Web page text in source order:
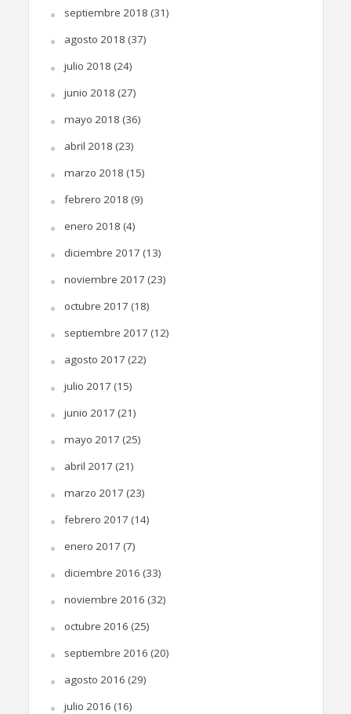
septiembre 2018 (31)
agosto 2018 (37)
julio 2018 (24)
junio 2018 (27)
mayo 2018 (36)
abril 2018 (23)
marzo 2018 (15)
febrero 2018 (9)
enero 2018 (4)
diciembre 2017 (13)
noviembre 2017 (23)
octubre 2017 (18)
septiembre 2017 (12)
agosto 2017 (22)
julio 2017 (15)
junio 2017 (21)
mayo 2017 (25)
abril 2017 (21)
marzo 2017 (23)
febrero 2017 (14)
enero 2017 (7)
diciembre 2016 (33)
noviembre 2016 (32)
octubre 2016 (25)
septiembre 2016 (20)
agosto 2016 (29)
julio 2016 (16)